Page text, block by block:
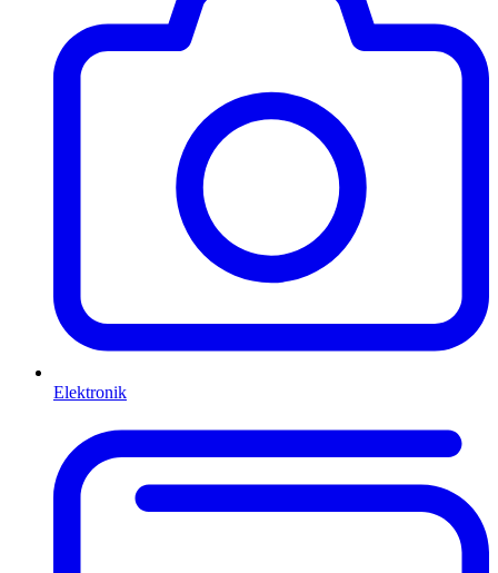
Elektronik